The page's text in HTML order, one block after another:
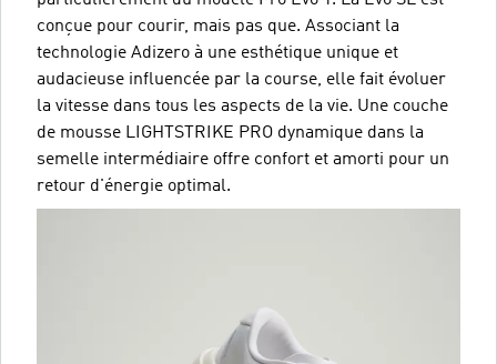
conçue pour courir, mais pas que. Associant la
technologie Adizero à une esthétique unique et
audacieuse influencée par la course, elle fait évoluer
la vitesse dans tous les aspects de la vie. Une couche
de mousse LIGHTSTRIKE PRO dynamique dans la
semelle intermédiaire offre confort et amorti pour un
retour d'énergie optimal.